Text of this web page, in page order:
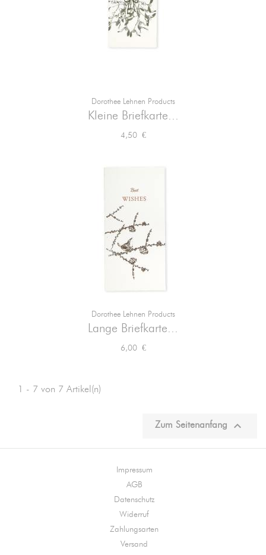
Dorothee Lehnen Products
Kleine Briefkarte...
Preis
4,50 €
Dorothee Lehnen Products
Lange Briefkarte...
Preis
6,00 €
1 - 7 von 7 Artikel(n)
Zum Seitenanfang 
Impressum
AGB
Datenschutz
Widerruf
Zahlungsarten
Versand